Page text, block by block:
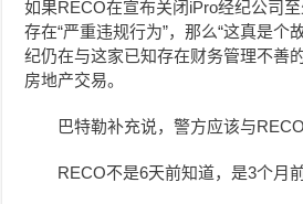
如果RECO在宣布关闭iPro经纪公司
存在“严重违规行为”，那么“这真是个
纪仍在与这家已知存在财务管理不善
房地产交易。
巴特勒补充说，警方应该与
RECO不是6天前知道，是3个月